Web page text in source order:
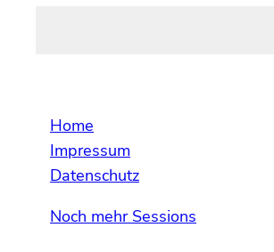
Home
Impressum
Datenschutz
Noch mehr Sessions